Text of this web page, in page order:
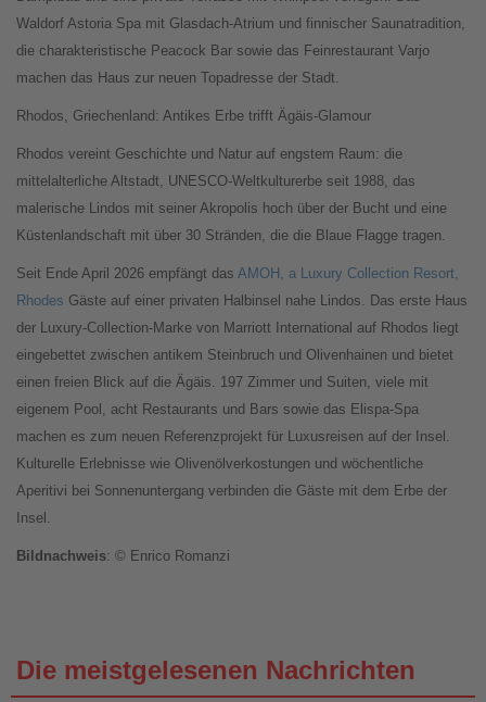
Waldorf Astoria Spa mit Glasdach-Atrium und finnischer Saunatradition,
die charakteristische Peacock Bar sowie das Feinrestaurant Varjo
machen das Haus zur neuen Topadresse der Stadt.
Rhodos, Griechenland: Antikes Erbe trifft Ägäis-Glamour
Rhodos vereint Geschichte und Natur auf engstem Raum: die
mittelalterliche Altstadt, UNESCO-Weltkulturerbe seit 1988, das
malerische Lindos mit seiner Akropolis hoch über der Bucht und eine
Küstenlandschaft mit über 30 Stränden, die die Blaue Flagge tragen.
Seit Ende April 2026 empfängt das AMOH, a Luxury Collection Resort,
Rhodes Gäste auf einer privaten Halbinsel nahe Lindos. Das erste Haus
der Luxury-Collection-Marke von Marriott International auf Rhodos liegt
eingebettet zwischen antikem Steinbruch und Olivenhainen und bietet
einen freien Blick auf die Ägäis. 197 Zimmer und Suiten, viele mit
eigenem Pool, acht Restaurants und Bars sowie das Elispa-Spa
machen es zum neuen Referenzprojekt für Luxusreisen auf der Insel.
Kulturelle Erlebnisse wie Olivenölverkostungen und wöchentliche
Aperitivi bei Sonnenuntergang verbinden die Gäste mit dem Erbe der
Insel.
Bildnachweis: © Enrico Romanzi
Die meistgelesenen Nachrichten